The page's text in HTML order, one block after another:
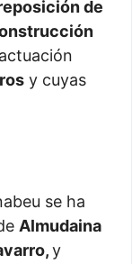
de
y cuyas
se ha
Almudaina
y